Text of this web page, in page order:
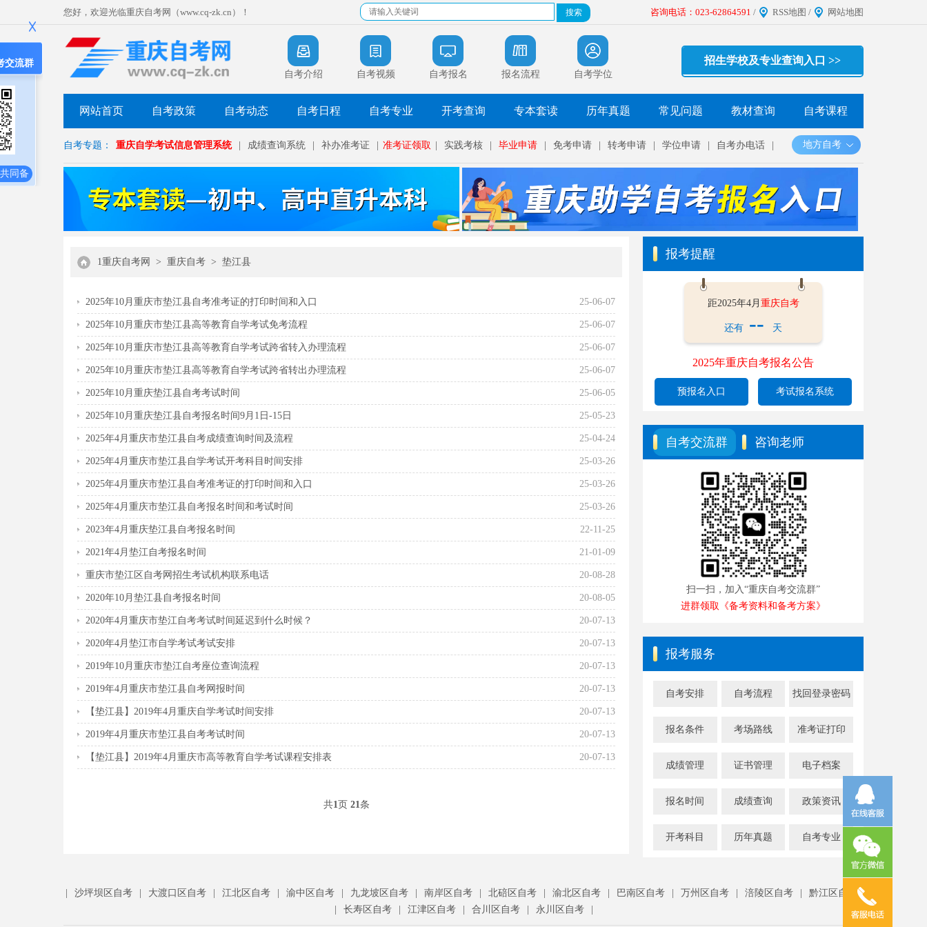
交流群
同备
您好，欢迎光临重庆自考网（www.cq-zk.cn）！ 咨询电话：023-62864591 / RSS地图 / 网站地图
自考介绍 自考视频 自考报名 报名流程 自考学位
招生学校及专业查询入口 >>
网站首页 自考政策 自考动态 自考日程 自考专业 开考查询 专本套读 历年真题 常见问题 教材查询 自考课程
自考专题： 重庆自学考试信息管理系统 成绩查询系统 补办准考证 准考证领取 实践考核 毕业申请 免考申请 转考申请 学位申请 自考办电话 地方自考
1重庆自考网 > 重庆自考 > 垫江县
25-06-07
2025年10月重庆市垫江县自考准考证的打印时间和入口
25-06-07
2025年10月重庆市垫江县高等教育自学考试免考流程
25-06-07
2025年10月重庆市垫江县高等教育自学考试跨省转入办理流程
25-06-07
2025年10月重庆市垫江县高等教育自学考试跨省转出办理流程
25-06-05
2025年10月重庆垫江县自考考试时间
25-05-23
2025年10月重庆垫江县自考报名时间9月1日-15日
25-04-24
2025年4月重庆市垫江县自考成绩查询时间及流程
25-03-26
2025年4月重庆市垫江县自学考试开考科目时间安排
25-03-26
2025年4月重庆市垫江县自考准考证的打印时间和入口
25-03-26
2025年4月重庆市垫江县自考报名时间和考试时间
22-11-25
2023年4月重庆垫江县自考报名时间
21-01-09
2021年4月垫江自考报名时间
20-08-28
重庆市垫江区自考网招生考试机构联系电话
20-08-05
2020年10月垫江县自考报名时间
20-07-13
2020年4月重庆市垫江自考考试时间延迟到什么时候？
20-07-13
2020年4月垫江市自学考试考试安排
20-07-13
2019年10月重庆市垫江自考座位查询流程
20-07-13
2019年4月重庆市垫江县自考网报时间
20-07-13
【垫江县】2019年4月重庆自学考试时间安排
20-07-13
2019年4月重庆市垫江县自考考试时间
20-07-13
【垫江县】2019年4月重庆市高等教育自学考试课程安排表
共1 页 21 条
报考提醒
距2025年4月 重庆自考
还有 -- 天
2025年重庆自考报名公告
预报名入口 考试报名系统
自考交流群 咨询老师
扫一扫，加入“重庆自考交流群”
进群领取《备考资料和备考方案》
报考服务
自考安排 自考流程 找回登录密码
报名条件 考场路线 准考证打印
成绩管理 证书管理 电子档案
报名时间 成绩查询 政策资讯
开考科目 历年真题 自考专业
沙坪坝区自考 大渡口区自考 江北区自考 渝中区自考 九龙坡区自考 南岸区自考 北碚区自考 渝北区自考 巴南区自考 万州区自考 涪陵区自考
黔江区自考
长寿区自考 江津区自考 合川区自考 永川区自考